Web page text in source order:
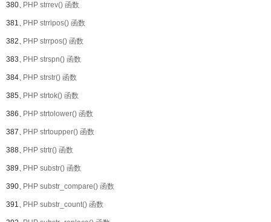
380、PHP strrev() 函数
381、PHP strripos() 函数
382、PHP strrpos() 函数
383、PHP strspn() 函数
384、PHP strstr() 函数
385、PHP strtok() 函数
386、PHP strtolower() 函数
387、PHP strtoupper() 函数
388、PHP strtr() 函数
389、PHP substr() 函数
390、PHP substr_compare() 函数
391、PHP substr_count() 函数